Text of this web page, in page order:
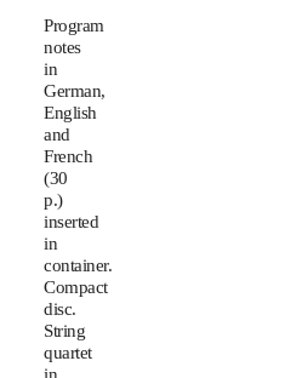
Program
notes
in
German,
English
and
French
(30
p.)
inserted
in
container.
Compact
disc.
String
quartet